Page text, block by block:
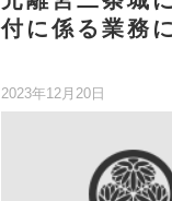
付に係る業務
2023年12月20日